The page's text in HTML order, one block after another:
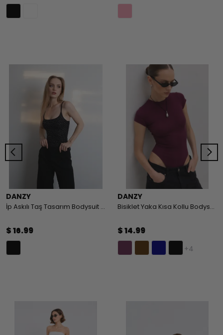
DANZY
İp Askılı Taş Tasarım Bodysuit - BLACK
$ 16.99
DANZY
Bisiklet Yaka Kısa Kollu Bodysuit
$ 14.99
+4